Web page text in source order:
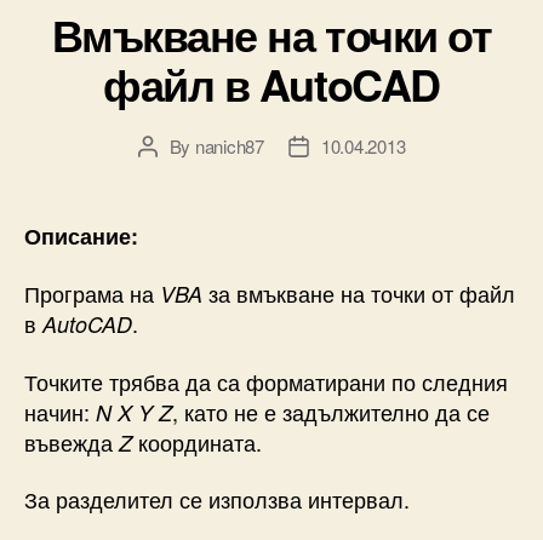
Вмъкване на точки от
файл в AutoCAD
PostBy nanich87
Post10.04.2013
Описание:
Програма на VBA за вмъкване на точки от файл
в AutoCAD.
Точките трябва да са форматирани по следния
начин: N X Y Z, като не е задължително да се
въвежда Zкоордината.
За разделител се използва интервал.